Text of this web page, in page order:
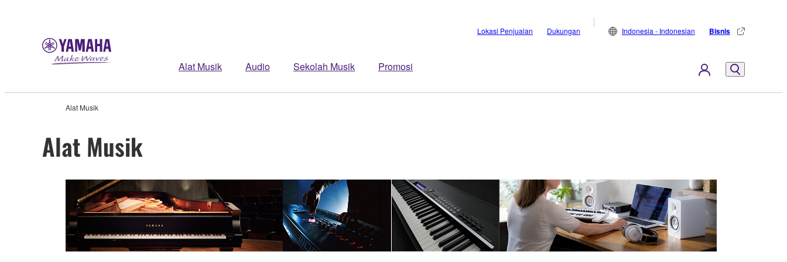
Alat Musik Audio Sekolah Musik Promosi
Lokasi Penjualan Dukungan Indonesia - Indonesian Bisnis
Alat Musik
Alat Musik